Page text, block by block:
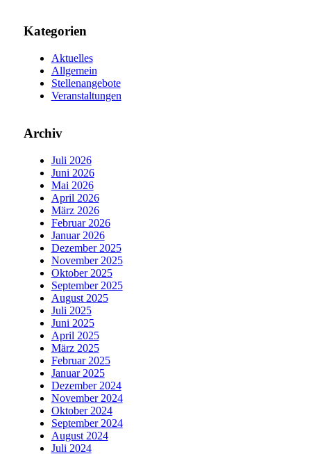
Kategorien
Aktuelles
Allgemein
Stellenangebote
Veranstaltungen
Archiv
Juli 2026
Juni 2026
Mai 2026
April 2026
März 2026
Februar 2026
Januar 2026
Dezember 2025
November 2025
Oktober 2025
September 2025
August 2025
Juli 2025
Juni 2025
April 2025
März 2025
Februar 2025
Januar 2025
Dezember 2024
November 2024
Oktober 2024
September 2024
August 2024
Juli 2024